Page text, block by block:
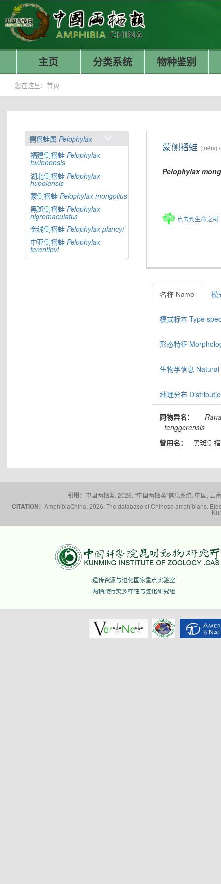
主页 分类系统 物种鉴别
您在这里： 首页
侧褶蛙属 Pelophylax
福建侧褶蛙 Pelophylax
fukienensis
湖北侧褶蛙 Pelophylax
hubeiensis
蒙侧褶蛙 Pelophylax mongolius
黑斑侧褶蛙 Pelophylax
nigromaculatus
金线侧褶蛙 Pelophylax plancyi
中亚侧褶蛙 Pelophylax
terentievi
蒙侧褶蛙 (méng
Pelophylax
点击到生命之树
名称 Name 模
模式标本 Type
形态特征
生物学信息
地理分布
同物异名：
Rana
tenggerensis
曾用名：
黑斑侧
引用： 中国两栖类. 2026. “中国两栖类”信息系统. 中国,
CITATION： AmphibiaChina. 2026. The database of Chinese amphibians.
遗传资源与进化国家重点实验室
两栖爬行类多样性与进化研究组